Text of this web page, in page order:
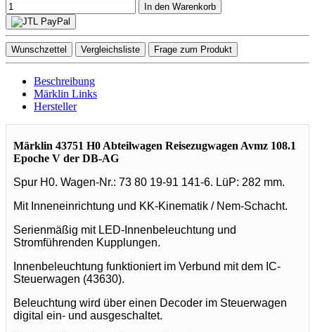
In den Warenkorb
Wunschzettel Vergleichsliste Frage zum Produkt
Beschreibung
Märklin Links
Hersteller
Märklin 43751 H0 Abteilwagen Reisezugwagen Avmz 108.1
Epoche V der DB-AG
Spur H0. Wagen-Nr.: 73 80 19-91 141-6. LüP: 282 mm.
Mit Inneneinrichtung und KK-Kinematik / Nem-Schacht.
Serienmäßig mit LED-Innenbeleuchtung und
Stromführenden Kupplungen.
Innenbeleuchtung funktioniert im Verbund mit dem IC-
Steuerwagen (43630).
Beleuchtung wird über einen Decoder im Steuerwagen
digital ein- und ausgeschaltet.